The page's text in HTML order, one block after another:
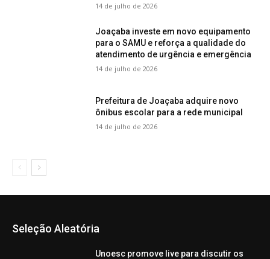
14 de julho de 2026
Joaçaba investe em novo equipamento
para o SAMU e reforça a qualidade do
atendimento de urgência e emergência
14 de julho de 2026
Prefeitura de Joaçaba adquire novo
ônibus escolar para a rede municipal
14 de julho de 2026
Seleção Aleatória
Unoesc promove live para discutir os